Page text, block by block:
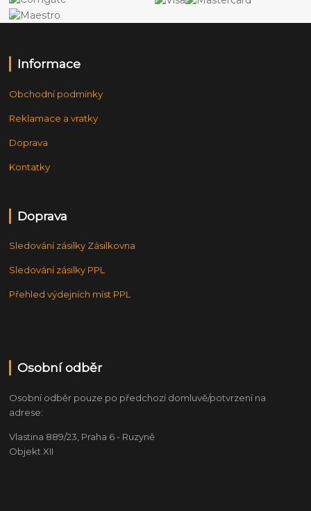
Informace
Obchodní podmínky
Reklamace a vratky
Doprava
Kontatky
Doprava
Sledování zásilky Zásilkovna
Sledování zásilky PPL
Přehled výdejních míst PPL
Osobní odběr
Osobní odběr pouze po předchozí domluvě/potvrzení na
adrese:
Vlastina 889/23, Praha 6 - Ruzyně
Objekt XII